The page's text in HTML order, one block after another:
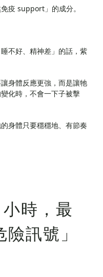
疫 support」的成分。
不好、精神差」的話，紫
身體反應更強，而是讓牠
化時，不會一下子被擊
身體只要穩穩地、有節奏
時，最
訊號」